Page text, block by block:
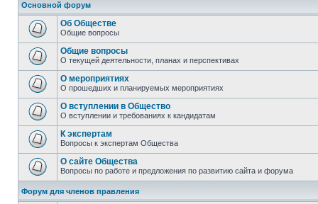
Основной форум
Об Обществе
Общие вопросы
Общие вопросы
О текущей деятельности, планах и перспективах
О мероприятиях
О прошедших и планируемых мероприятиях
О вступлении в Общество
О вступлении и требованиях к кандидатам
К экспертам
Вопросы к экспертам Общества
О сайте Общества
Вопросы по работе и предложения по развитию сайта и форума
Форум для членов правления